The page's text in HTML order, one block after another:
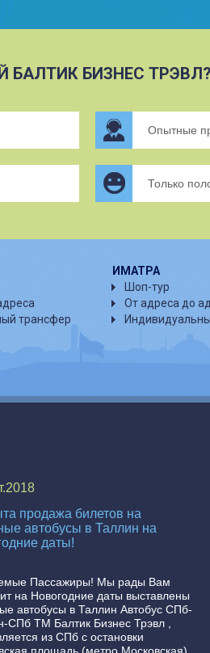
БАЛТИК БИЗНЕС ТРЭВЛ?
Опытные
Только
трансфер
ИМАТРА
Шоп-тур
От адреса до
продажа билетов на
автобусы в Таллин на
даты!
Пассажиры! Мы рады Вам
на Новогодние даты выставлены
автобусы в Таллин Автобус СПб-
СПб ТМ Балтик Бизнес Трэвл ,
из СПб с остановки